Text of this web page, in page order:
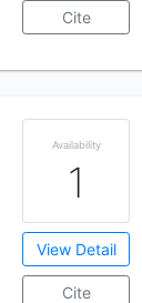
Cite
Availability
1
View Detail
Cite